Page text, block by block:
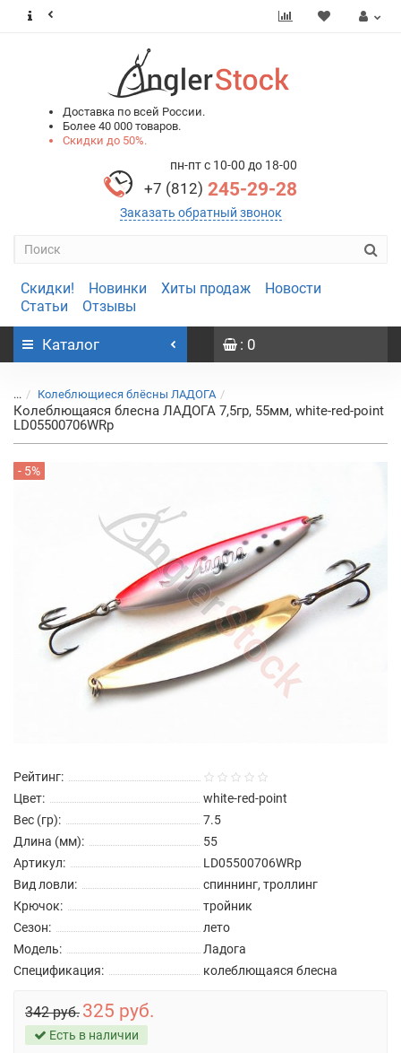
Доставка по всей России.
Более 40 000 товаров.
Скидки до 50%.
пн-пт с 10-00 до 18-00
+7 (812) 245-29-28
Заказать обратный звонок
Скидки! Новинки Хиты продаж
Новости
Статьи
Отзывы
Каталог : 0
... Колеблющиеся блёсны ЛАДОГА
Колеблющаяся блесна ЛАДОГА 7,5гр, 55мм, white-red-point
LD05500706WRp
- 5%
Рейтинг:
Цвет:
white-red-point
Вес (гр):
7.5
Длина (мм):
55
Артикул:
LD05500706WRp
Вид ловли:
спиннинг, троллинг
Крючок:
тройник
Сезон:
лето
Модель:
Ладога
Спецификация:
колеблющаяся блесна
342 руб. 325 руб.
Есть в наличии